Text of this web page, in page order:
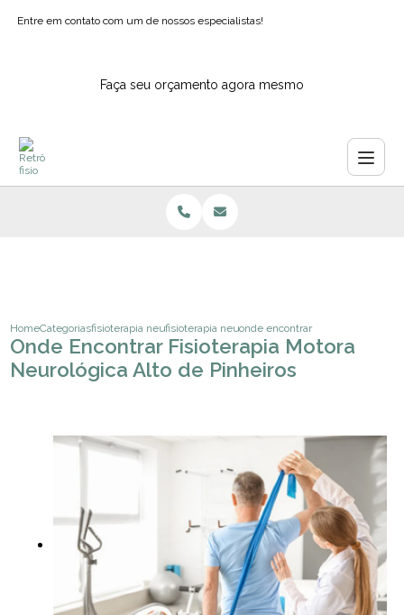
Entre em contato com um de nossos especialistas!
Faça seu orçamento agora mesmo
HomeCategoriasfisioterapia neurologicafisioterapia neurofuncional infantil
onde encontrar fisioterapia
Onde Encontrar Fisioterapia Motora
Neurológica Alto de Pinheiros